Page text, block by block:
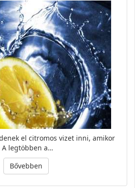
el citromos vizet inni, amikor
A legtöbben a…
Bővebben